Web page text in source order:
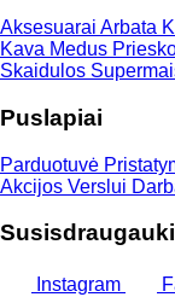
Aksesuarai Arbata
Kava Medus
Skaidulos
Puslapiai
Parduotuvė
Akcijos Verslui
Instagram